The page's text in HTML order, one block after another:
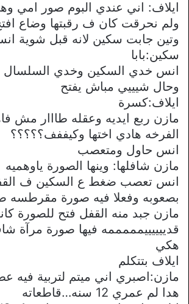
ايلاف: اني عندي البوم صور امي
ولم نحرقت كان ف رقبتها وضاع
وتين جابت سكين لانه قبل شوية
سكين:بابا
انس خدي السكين وخدي السلسال
وحال شيييي مباش يفتح
ايلاف:كسرة
مازن ربع ايديه وعقله طااار مش
الفرخه هادي اختها وكيففف؟؟؟؟؟
انس حاول ومتعصب
مازن شافلها: وينها الصورة ياوهميه
انس تعصب ضغط ع السكين ف
بصعوبه وفعلا فيه صورة مقرطسه
مازن جبد منه القفل فتح للصورة
قدييييييمممممه فيها صورة مرآة
هكي
ايلاف بتتكلم
مازن:اصبري اني ميتم لتربية فيه
هدا لم عمري 12 سنه…قاطعاته